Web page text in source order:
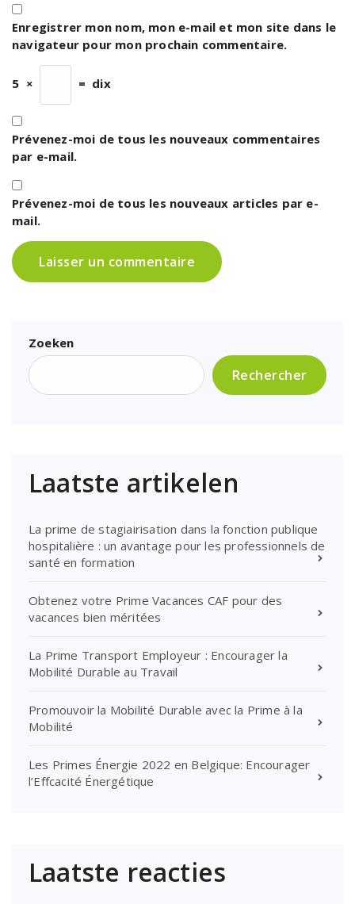
Enregistrer mon nom, mon e-mail et mon site dans le
navigateur pour mon prochain commentaire.
5 × = dix
Prévenez-moi de tous les nouveaux commentaires
par e-mail.
Prévenez-moi de tous les nouveaux articles par e-
mail.
Zoeken
Rechercher
Laatste artikelen
La prime de stagiairisation dans la fonction publique
hospitalière : un avantage pour les professionnels de
santé en formation
Obtenez votre Prime Vacances CAF pour des
vacances bien méritées
La Prime Transport Employeur : Encourager la
Mobilité Durable au Travail
Promouvoir la Mobilité Durable avec la Prime à la
Mobilité
Les Primes Énergie 2022 en Belgique: Encourager
l’Effcacité Énergétique
Laatste reacties